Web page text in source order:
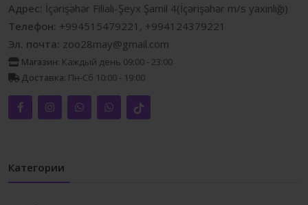
Адрес: İçərişəhər Filialı-Şeyx Şamil 4(İçərişəhər m/s yaxınlığı)
Телефон: +994515479221, +994124379221
Эл. почта: zoo28may@gmail.com
Магазин: Каждый день 09:00 - 23:00
Доставка: Пн-Сб 10:00 - 19:00
Категории